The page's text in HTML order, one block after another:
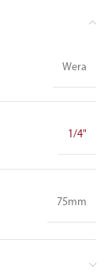
Wera
1/4"
75mm